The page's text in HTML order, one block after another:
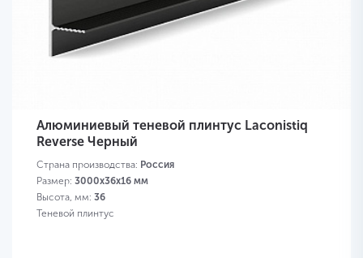
Алюминиевый теневой плинтус Laconistiq
Reverse Черный
Страна производства: Россия
Размер: 3000x36x16 мм
Высота, мм: 36
Теневой плинтус